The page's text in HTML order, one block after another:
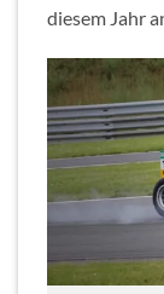
diesem Jahr